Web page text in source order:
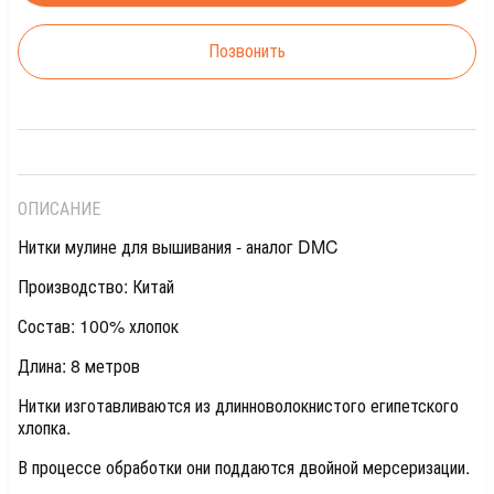
Позвонить
ОПИСАНИЕ
Нитки мулине для вышивания - аналог DMC
Производство: Китай
Состав: 100% хлопок
Длина: 8 метров
Нитки изготавливаются из длинноволокнистого египетского
хлопка.
В процессе обработки они поддаются двойной мерсеризации.